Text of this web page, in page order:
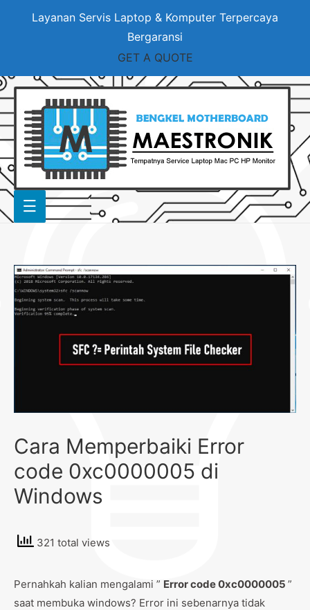
Layanan Servis Laptop & Komputer Terpercaya
Bergaransi
GET A QUOTE
Cara Memperbaiki Error
code 0xc0000005 di
Windows
321 total views
Pernahkah kalian mengalami ” Error code 0xc0000005 ”
saat membuka windows? Error ini sebenarnya tidak